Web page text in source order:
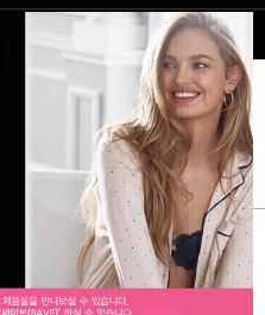
여성잠옷&가운 빅사이즈여
검색결과